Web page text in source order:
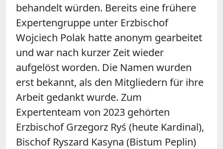
behandelt würden. Bereits eine frühere
Expertengruppe unter Erzbischof
Wojciech Polak hatte anonym gearbeitet
und war nach kurzer Zeit wieder
aufgelöst worden. Die Namen wurden
erst bekannt, als den Mitgliedern für ihre
Arbeit gedankt wurde. Zum
Expertenteam von 2023 gehörten
Erzbischof Grzegorz Ryś (heute Kardinal),
Bischof Ryszard Kasyna (Bistum Peplin)